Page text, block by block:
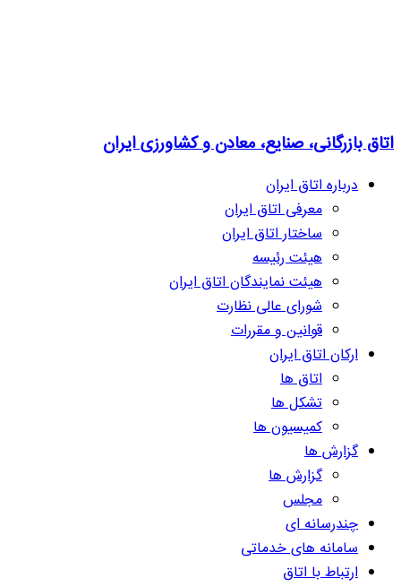
اتاق بازرگانی، صنایع، معادن و کشاورزی ایران
درباره اتاق ایران
معرفی اتاق ایران
ساختار اتاق ایران
هیئت رئیسه
هیئت نمایندگان اتاق ایران
شورای عالی نظارت
قوانین و مقررات
ارکان اتاق ایران
اتاق ها
تشکل ها
کمیسیون ها
گزارش ها
گزارش ها
مجلس
چندرسانه ای
سامانه های خدماتی
ارتباط با اتاق